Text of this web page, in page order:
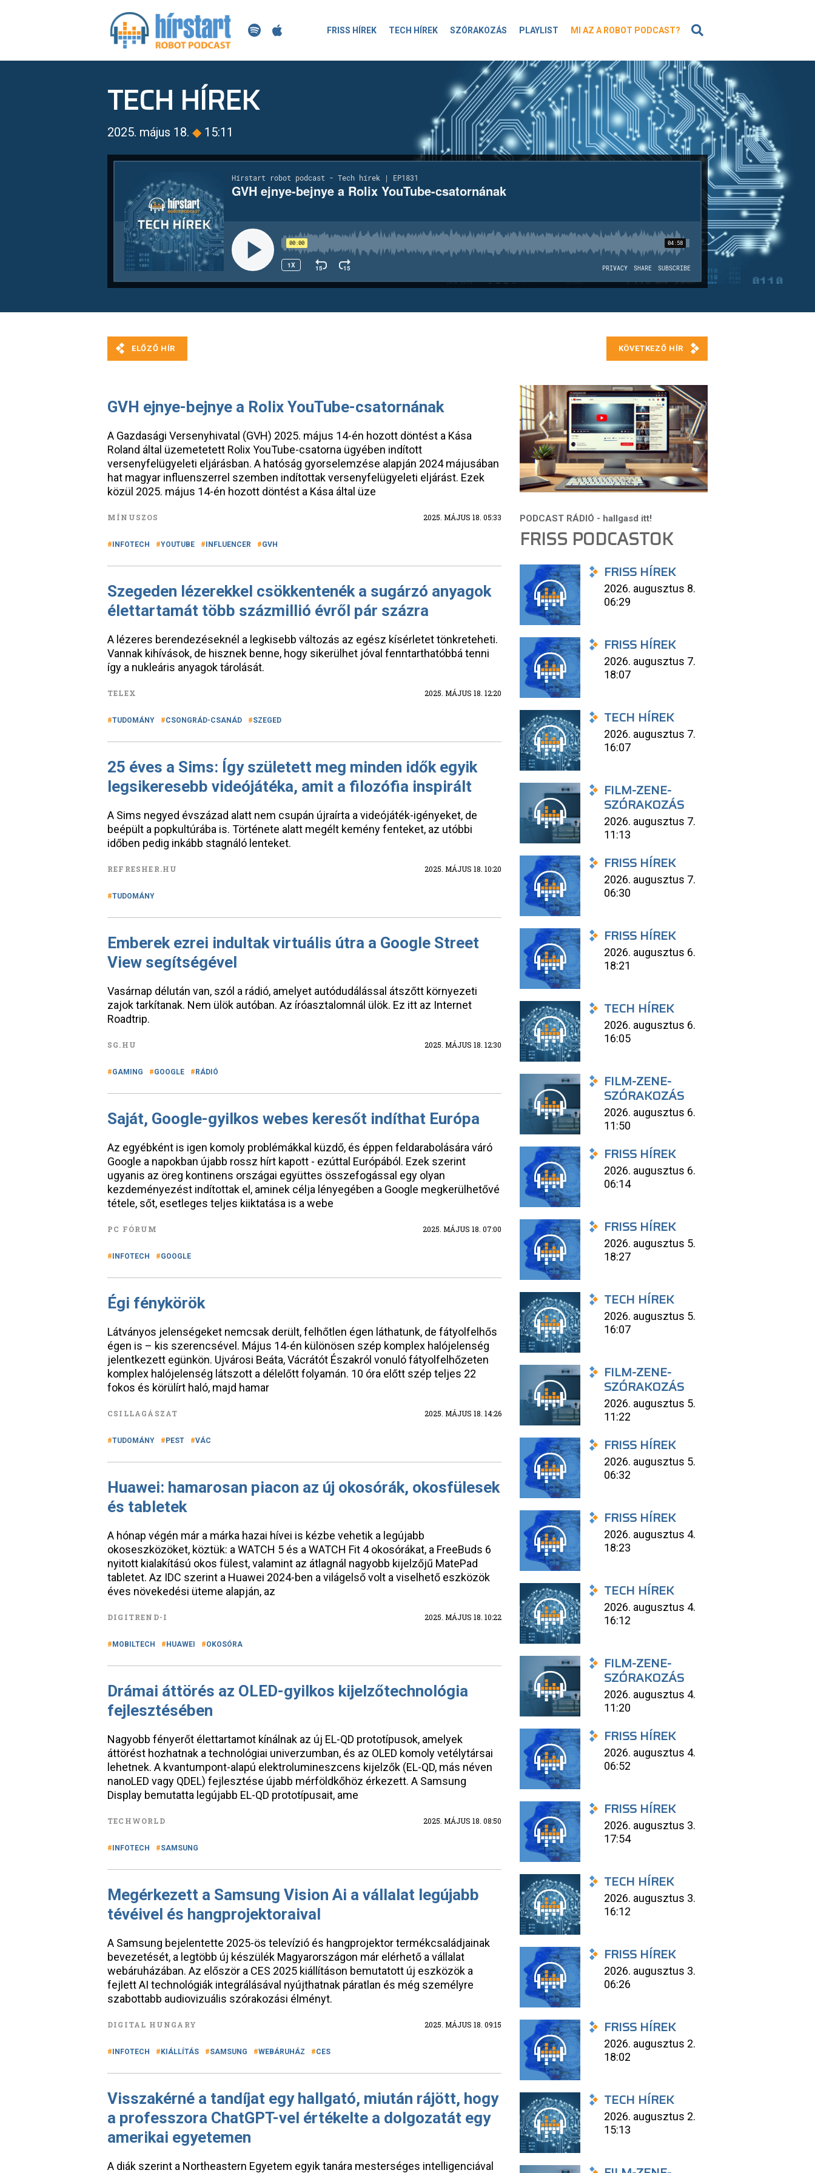
FRISS HÍREK TECH HÍREK SZÓRAKOZÁS PLAYLIST MI AZ A ROBOT PODCAST?
TECH HÍREK
2025. május 18. ◆ 15:11
GVH ejnye-bejnye a Rolix YouTube-csatornának
A Gazdasági Versenyhivatal (GVH) 2025. május 14-én hozott döntést a Kása
Roland által üzemetetett Rolix YouTube-csatorna ügyében indított
versenyfelügyeleti eljárásban. A hatóság gyorselemzése alapján 2024 májusában
hat magyar influenszerrel szemben indítottak versenyfelügyeleti eljárást. Ezek
közül 2025. május 14-én hozott döntést a Kása által üze
MÍNUSZOS 2025. MÁJUS 18. 05:33
INFOTECH YOUTUBE INFLUENCER GVH
Szegeden lézerekkel csökkentenék a sugárzó anyagok
élettartamát több százmillió évről pár százra
A lézeres berendezéseknél a legkisebb változás az egész kísérletet tönkreteheti.
Vannak kihívások, de hisznek benne, hogy sikerülhet jóval fenntarthatóbbá tenni
így a nukleáris anyagok tárolását.
TELEX 2025. MÁJUS 18. 12:20
TUDOMÁNY CSONGRÁD-CSANÁD SZEGED
25 éves a Sims: Így született meg minden idők egyik
legsikeresebb videójátéka, amit a filozófia inspirált
A Sims negyed évszázad alatt nem csupán újraírta a videójáték-igényeket, de
beépült a popkultúrába is. Története alatt megélt kemény fenteket, az utóbbi
időben pedig inkább stagnáló lenteket.
REFRESHER.HU 2025. MÁJUS 18. 10:20
TUDOMÁNY
Emberek ezrei indultak virtuális útra a Google Street
View segítségével
Vasárnap délután van, szól a rádió, amelyet autódudálással átszőtt környezeti
zajok tarkítanak. Nem ülök autóban. Az íróasztalomnál ülök. Ez itt az Internet
Roadtrip.
SG.HU 2025. MÁJUS 18. 12:30
GAMING GOOGLE RÁDIÓ
Saját, Google-gyilkos webes keresőt indíthat Európa
Az egyébként is igen komoly problémákkal küzdő, és éppen feldarabolására váró
Google a napokban újabb rossz hírt kapott - ezúttal Európából. Ezek szerint
ugyanis az öreg kontinens országai együttes összefogással egy olyan
kezdeményezést indítottak el, aminek célja lényegében a Google megkerülhetővé
tétele, sőt, esetleges teljes kiiktatása is a webe
PC FÓRUM 2025. MÁJUS 18. 07:00
INFOTECH GOOGLE
Égi fénykörök
Látványos jelenségeket nemcsak derült, felhőtlen égen láthatunk, de fátyolfelhős
égen is – kis szerencsével. Május 14-én különösen szép komplex halójelenség
jelentkezett egünkön. Ujvárosi Beáta, Vácrátót Északról vonuló fátyolfelhőzeten
komplex halójelenség látszott a délelőtt folyamán. 10 óra előtt szép teljes 22
fokos és körülírt haló, majd hamar
CSILLAGÁSZAT 2025. MÁJUS 18. 14:26
TUDOMÁNY PEST VÁC
Huawei: hamarosan piacon az új okosórák, okosfülesek
és tabletek
A hónap végén már a márka hazai hívei is kézbe vehetik a legújabb
okoseszközöket, köztük: a WATCH 5 és a WATCH Fit 4 okosórákat, a FreeBuds 6
nyitott kialakítású okos fülest, valamint az átlagnál nagyobb kijelzőjű MatePad
tabletet. Az IDC szerint a Huawei 2024-ben a világelső volt a viselhető eszközök
éves növekedési üteme alapján, az
DIGITREND-I 2025. MÁJUS 18. 10:22
MOBILTECH HUAWEI OKOSÓRA
Drámai áttörés az OLED-gyilkos kijelzőtechnológia
fejlesztésében
Nagyobb fényerőt élettartamot kínálnak az új EL-QD prototípusok, amelyek
áttörést hozhatnak a technológiai univerzumban, és az OLED komoly vetélytársai
lehetnek. A kvantumpont-alapú elektrolumineszcens kijelzők (EL-QD, más néven
nanoLED vagy QDEL) fejlesztése újabb mérföldkőhöz érkezett. A Samsung
Display bemutatta legújabb EL-QD prototípusait, ame
TECHWORLD 2025. MÁJUS 18. 08:50
INFOTECH SAMSUNG
Megérkezett a Samsung Vision Ai a vállalat legújabb
tévéivel és hangprojektoraival
A Samsung bejelentette 2025-ös televízió és hangprojektor termékcsaládjainak
bevezetését, a legtöbb új készülék Magyarországon már elérhető a vállalat
webáruházában. Az először a CES 2025 kiállításon bemutatott új eszközök a
fejlett AI technológiák integrálásával nyújthatnak páratlan és még személyre
szabottabb audiovizuális szórakozási élményt.
DIGITAL HUNGARY 2025. MÁJUS 18. 09:15
INFOTECH KIÁLLÍTÁS SAMSUNG WEBÁRUHÁZ CES
Visszakérné a tandíjat egy hallgató, miután rájött, hogy
a professzora ChatGPT-vel értékelte a dolgozatát egy
amerikai egyetemen
A diák szerint a Northeastern Egyetem egyik tanára mesterséges intelligenciával
FRISS PODCASTOK
FRISS HÍREK
2026. augusztus 8.
06:29
FRISS HÍREK
2026. augusztus 7.
18:07
TECH HÍREK
2026. augusztus 7.
16:07
FILM-ZENE-
SZÓRAKOZÁS
2026. augusztus 7.
11:13
FRISS HÍREK
2026. augusztus 7.
06:30
FRISS HÍREK
2026. augusztus 6.
18:21
TECH HÍREK
2026. augusztus 6.
16:05
FILM-ZENE-
SZÓRAKOZÁS
2026. augusztus 6.
11:50
FRISS HÍREK
2026. augusztus 6.
06:14
FRISS HÍREK
2026. augusztus 5.
18:27
TECH HÍREK
2026. augusztus 5.
16:07
FILM-ZENE-
SZÓRAKOZÁS
2026. augusztus 5.
11:22
FRISS HÍREK
2026. augusztus 5.
06:32
FRISS HÍREK
2026. augusztus 4.
18:23
TECH HÍREK
2026. augusztus 4.
16:12
FILM-ZENE-
SZÓRAKOZÁS
2026. augusztus 4.
11:20
FRISS HÍREK
2026. augusztus 4.
06:52
FRISS HÍREK
2026. augusztus 3.
17:54
TECH HÍREK
2026. augusztus 3.
16:12
FRISS HÍREK
2026. augusztus 3.
06:26
FRISS HÍREK
2026. augusztus 2.
18:02
TECH HÍREK
2026. augusztus 2.
15:13